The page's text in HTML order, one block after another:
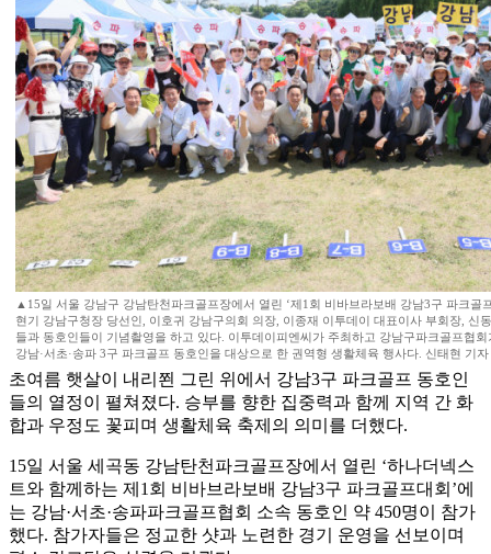
▲15일 서울 강남구 강남탄천파크골프장에서 열린 ‘제1회 비바브라보배 강남3구 파크골
현기 강남구청장 당선인, 이호귀 강남구의회 의장, 이종재 이투데이 대표이사 부회장, 신
들과 동호인들이 기념촬영을 하고 있다. 이투데이피엔씨가 주최하고 강남구파크골프협
강남·서초·송파 3구 파크골프 동호인을 대상으로 한 권역형 생활체육 행사다. 신태현 기
초여름 햇살이 내리쬔 그린 위에서 강남3구 파크골프 동호인
들의 열정이 펼쳐졌다. 승부를 향한 집중력과 함께 지역 간 화
합과 우정도 꽃피며 생활체육 축제의 의미를 더했다.
15일 서울 세곡동 강남탄천파크골프장에서 열린 ‘하나더넥스
트와 함께하는 제1회 비바브라보배 강남3구 파크골프대회’에
는 강남·서초·송파파크골프협회 소속 동호인 약 450명이 참가
했다. 참가자들은 정교한 샷과 노련한 경기 운영을 선보이며